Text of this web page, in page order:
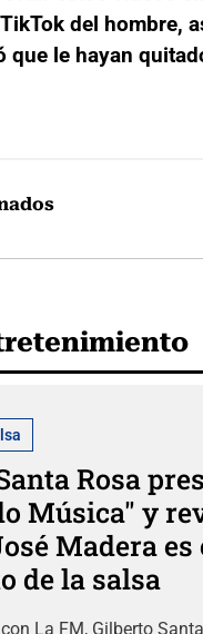
del hombre,
que le hayan
Rosa
Música" y
Madera es
de la salsa
La FM, Gilberto